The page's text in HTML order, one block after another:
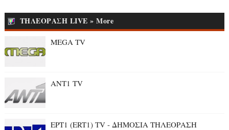
ΤΗΛΕΟΡΑΣΗ LIVE » More
MEGA TV
ANT1 TV
ΕΡΤ1 (ERT1) TV - ΔΗΜΟΣΙΑ ΤΗΛΕΟΡΑΣΗ